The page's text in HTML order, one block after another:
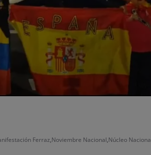
Ferraz,Noviembre Nacional,Núcleo Naciona